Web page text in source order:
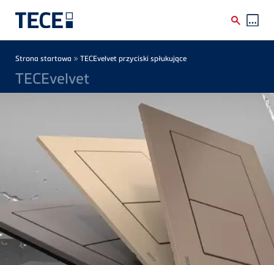
Breadcrumb
Strona startowa » TECEvelvet przyciski spłukujące
TECEvelvet